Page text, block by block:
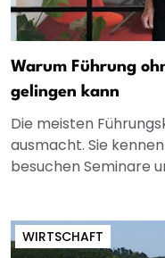
Warum Führung
gelingen kann
Die meisten
ausmacht. Sie
besuchen Seminare
WIRTSCHAFT